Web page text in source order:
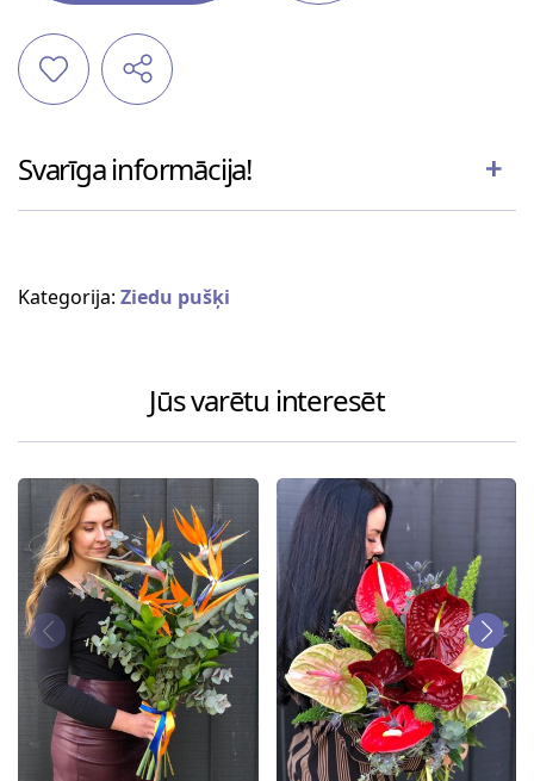
Svarīga informācija!
Kategorija: Ziedu pušķi
Jūs varētu interesēt